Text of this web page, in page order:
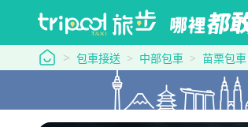
tripool 旅步
包車接送 中部包車 苗栗包車